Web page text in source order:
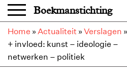
Overslaan en naar de inhoud
Boekmanstichting
Home » Actualiteit » Verslagen »
+ invloed: kunst – ideologie –
netwerken – politiek